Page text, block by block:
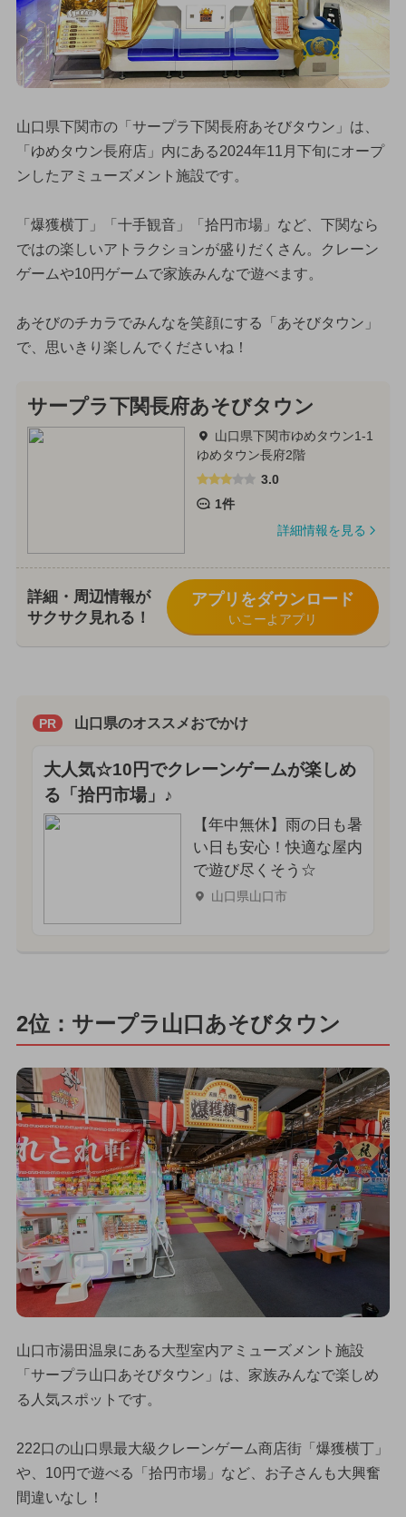
山口県下関市の「サープラ下関長府あそびタウン」は、
「ゆめタウン長府店」内にある2024年11月下旬にオープ
ンしたアミューズメント施設です。
「爆獲横丁」「十手観音」「拾円市場」など、下関なら
ではの楽しいアトラクションが盛りだくさん。クレーン
ゲームや10円ゲームで家族みんなで遊べます。
あそびのチカラでみんなを笑顔にする「あそびタウン」
で、思いきり楽しんでくださいね！
サープラ下関長府あそびタウン
山口県下関市ゆめタウン1-1
ゆめタウン長府2階
3.0
1件
詳細情報を見る
詳細・周辺情報が
サクサク見れる！
アプリをダウンロード
いこーよアプリ
PR 山口県のオススメおでかけ
大人気☆10円でクレーンゲームが楽しめ
る「拾円市場」♪
【年中無休】雨の日も暑
い日も安心！快適な屋内
で遊び尽くそう☆
山口県山口市
2位：サープラ山口あそびタウン
山口市湯田温泉にある大型室内アミューズメント施設
「サープラ山口あそびタウン」は、家族みんなで楽しめ
る人気スポットです。
222口の山口県最大級クレーンゲーム商店街「爆獲横丁」
や、10円で遊べる「拾円市場」など、お子さんも大興奮
間違いなし！